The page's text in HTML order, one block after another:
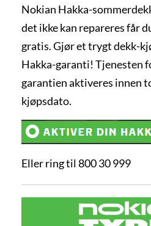
Nokian Hakka-
det ikke kan repareres får
gratis. Gjør et trygt dekk-
Hakka-garanti! Tjenesten
garantien aktiveres innen
kjøpsdato.
Eller ring til 800 30 999